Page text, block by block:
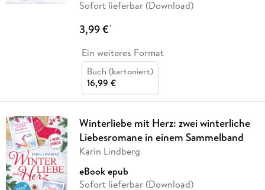
Sofort lieferbar (Download)
3,99 €*
Ein weiteres Format
Buch (kartoniert)
16,99 €
Winterliebe mit Herz: zwei winterliche
Liebesromane in einem Sammelband
Karin Lindberg
eBook epub
Sofort lieferbar (Download)